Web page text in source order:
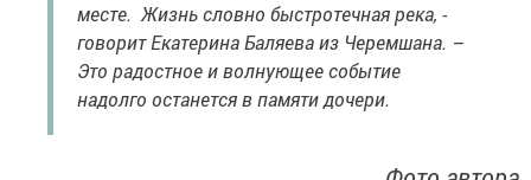
месте. Жизнь словно быстротечная река, -
говорит Екатерина Баляева из Черемшана. –
Это радостное и волнующее событие
надолго останется в памяти дочери.